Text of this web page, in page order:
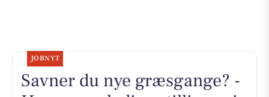
JOBNYT
Savner du nye græsgange? -